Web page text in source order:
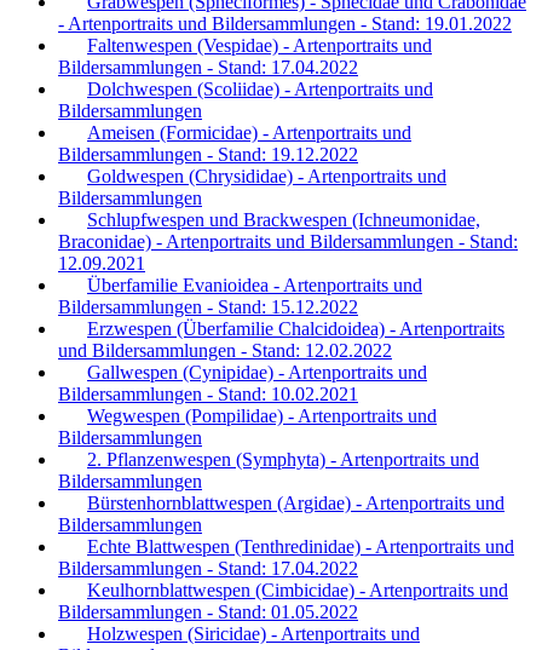
- Artenportraits und Bildersammlungen - Stand: 19.01.2022
Faltenwespen (Vespidae) - Artenportraits und
Bildersammlungen - Stand: 17.04.2022
Dolchwespen (Scoliidae) - Artenportraits und
Bildersammlungen
Ameisen (Formicidae) - Artenportraits und
Bildersammlungen - Stand: 19.12.2022
Goldwespen (Chrysididae) - Artenportraits und
Bildersammlungen
Schlupfwespen und Brackwespen (Ichneumonidae,
Braconidae) - Artenportraits und Bildersammlungen - Stand:
12.09.2021
Überfamilie Evanioidea - Artenportraits und
Bildersammlungen - Stand: 15.12.2022
Erzwespen (Überfamilie Chalcidoidea) - Artenportraits
und Bildersammlungen - Stand: 12.02.2022
Gallwespen (Cynipidae) - Artenportraits und
Bildersammlungen - Stand: 10.02.2021
Wegwespen (Pompilidae) - Artenportraits und
Bildersammlungen
2. Pflanzenwespen (Symphyta) - Artenportraits und
Bildersammlungen
Bürstenhornblattwespen (Argidae) - Artenportraits und
Bildersammlungen
Echte Blattwespen (Tenthredinidae) - Artenportraits und
Bildersammlungen - Stand: 17.04.2022
Keulhornblattwespen (Cimbicidae) - Artenportraits und
Bildersammlungen - Stand: 01.05.2022
Holzwespen (Siricidae) - Artenportraits und